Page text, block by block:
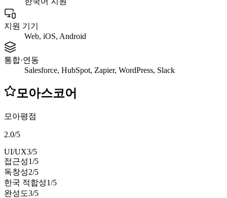
지원 기기
Web, iOS, Android
통합·연동
Salesforce, HubSpot, Zapier, WordPress, Slack
모아스코어
모아평점
2.0/5
UI/UX3/5
접근성1/5
독창성2/5
한국 적합성1/5
완성도3/5